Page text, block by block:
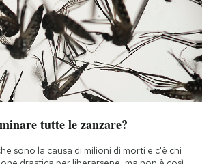
tutte le zanzare?
sono la causa di milioni di morti e c'è chi